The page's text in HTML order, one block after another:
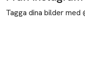
Tagga dina bilder med